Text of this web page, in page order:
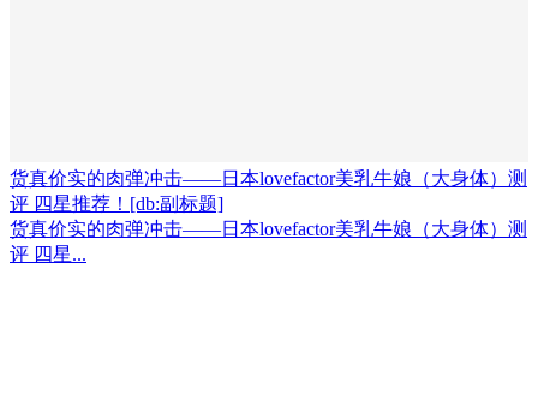
货真价实的肉弹冲击——日本lovefactor美乳牛娘（大身体）测
评 四星推荐！[db:副标题]
货真价实的肉弹冲击——日本lovefactor美乳牛娘（大身体）测
评 四星...